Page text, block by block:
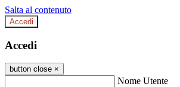
Salta al contenuto
Accedi
Accedi
button close ×
Nome Utente